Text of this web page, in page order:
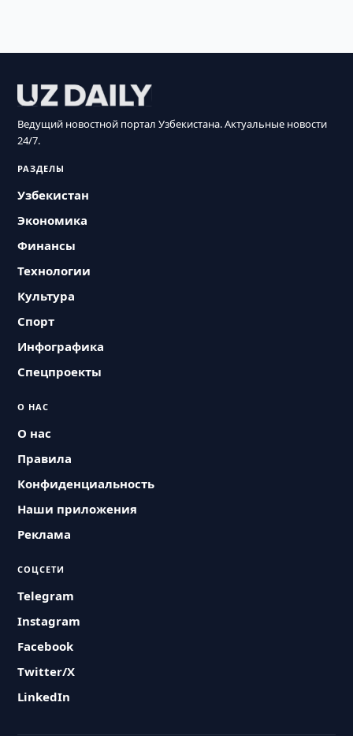
Ведущий новостной портал Узбекистана. Актуальные новости
24/7.
РАЗДЕЛЫ
Узбекистан
Экономика
Финансы
Технологии
Культура
Спорт
Инфографика
Спецпроекты
О НАС
О нас
Правила
Конфиденциальность
Наши приложения
Реклама
СОЦСЕТИ
Telegram
Instagram
Facebook
Twitter/X
LinkedIn